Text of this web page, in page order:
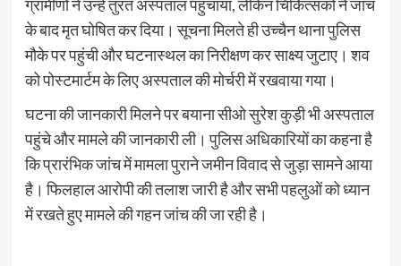
ग्रामीणों ने उन्हें तुरंत अस्पताल पहुंचाया, लेकिन चिकित्सकों ने जांच
के बाद मृत घोषित कर दिया। सूचना मिलते ही उच्चैन थाना पुलिस
मौके पर पहुंची और घटनास्थल का निरीक्षण कर साक्ष्य जुटाए। शव
को पोस्टमार्टम के लिए अस्पताल की मोर्चरी में रखवाया गया।
घटना की जानकारी मिलने पर बयाना सीओ सुरेश कुड़ी भी अस्पताल
पहुंचे और मामले की जानकारी ली। पुलिस अधिकारियों का कहना है
कि प्रारंभिक जांच में मामला पुराने जमीन विवाद से जुड़ा सामने आया
है। फिलहाल आरोपी की तलाश जारी है और सभी पहलुओं को ध्यान
में रखते हुए मामले की गहन जांच की जा रही है।